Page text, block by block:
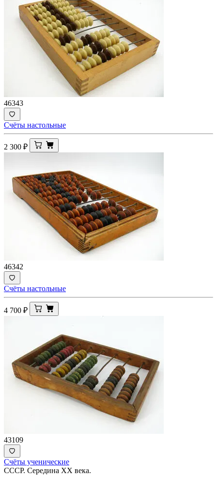
46343
Счёты настольные
2 300 ₽
46342
Счёты настольные
4 700 ₽
43109
Счёты ученические
СССР. Середина ХХ века.